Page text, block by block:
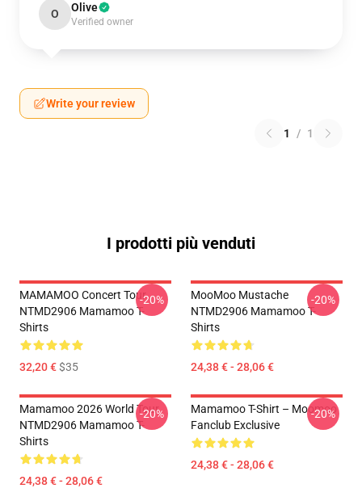
O Olive
Verified owner
Write your review
1 / 1
I prodotti più venduti
MAMAMOO Concert Tour
NTMD2906 Mamamoo T-
Shirts
32,20 €$35
-20%
MooMoo Mustache
NTMD2906 Mamamoo T-
Shirts
24,38 € - 28,06 €
-20%
Mamamoo 2026 World Tour
NTMD2906 Mamamoo T-
Shirts
24,38 € - 28,06 €
-20%
Mamamoo T-Shirt – Moomoo
Fanclub Exclusive
24,38 € - 28,06 €
-20%